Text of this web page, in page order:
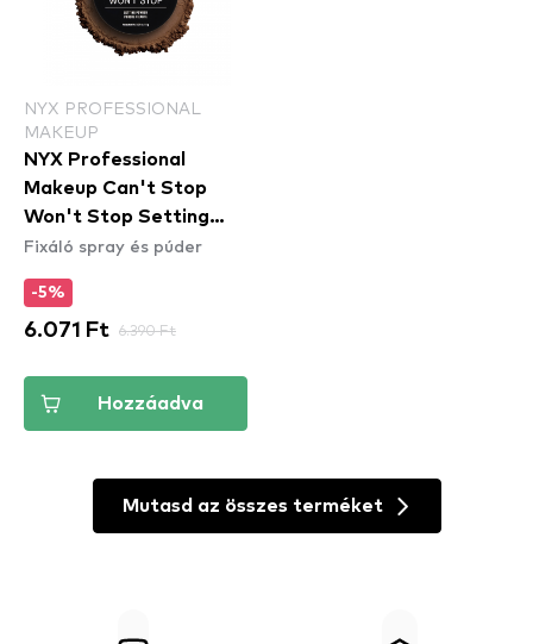
NYX PROFESSIONAL
MAKEUP
NYX Professional
Makeup Can't Stop
Won't Stop Setting
Powder fixáló púder -
Fixáló spray és púder
-5%
6.071 Ft 6.390 Ft
Hozzáadva
Mutasd az összes terméket